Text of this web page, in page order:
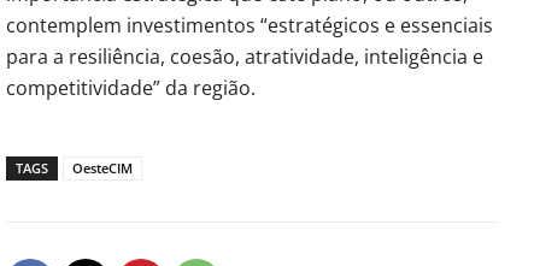
contemplem investimentos “estratégicos e essenciais
para a resiliência, coesão, atratividade, inteligência e
competitividade” da região.
TAGS OesteCIM